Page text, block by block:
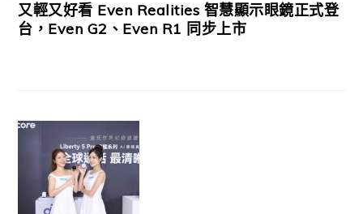
又輕又好看 Even Realities 智慧顯示眼鏡正式登
台，Even G2、Even R1 同步上市